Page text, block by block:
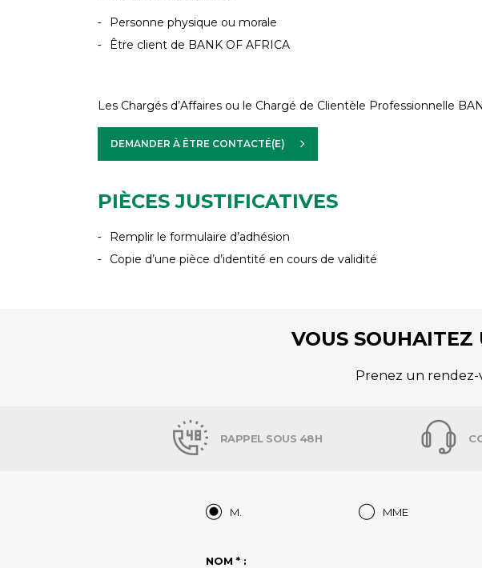
Personne physique ou morale
Être client de BANK OF AFRICA
Les Chargés d’Affaires ou le Chargé de Clientèle Professionnelle
DEMANDER À ÊTRE CONTACTÉ(E)
PIÈCES JUSTIFICATIVES
Remplir le formulaire d’adhésion
Copie d’une pièce d’identité en cours de validité
VOUS SOUHAITEZ
Prenez un
RAPPEL SOUS 48H
M. MME
NOM * :